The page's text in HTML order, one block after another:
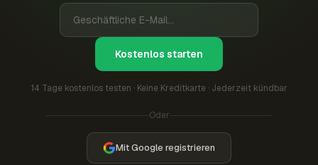
Kostenlos starten
14 Tage kostenlos testen · Keine Kreditkarte · Jederzeit kündbar
Oder
Mit Google registrieren